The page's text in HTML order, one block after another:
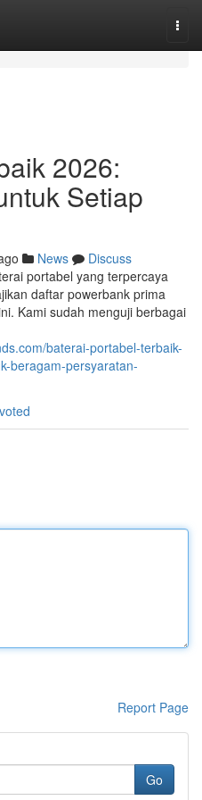
2026:
Setiap
News
Discuss
portabel yang terpercaya
daftar powerbank prima
Kami sudah menguji berbagai
baterai-portabel-terbaik-
beragam-persyaratan-
Report Page
Go